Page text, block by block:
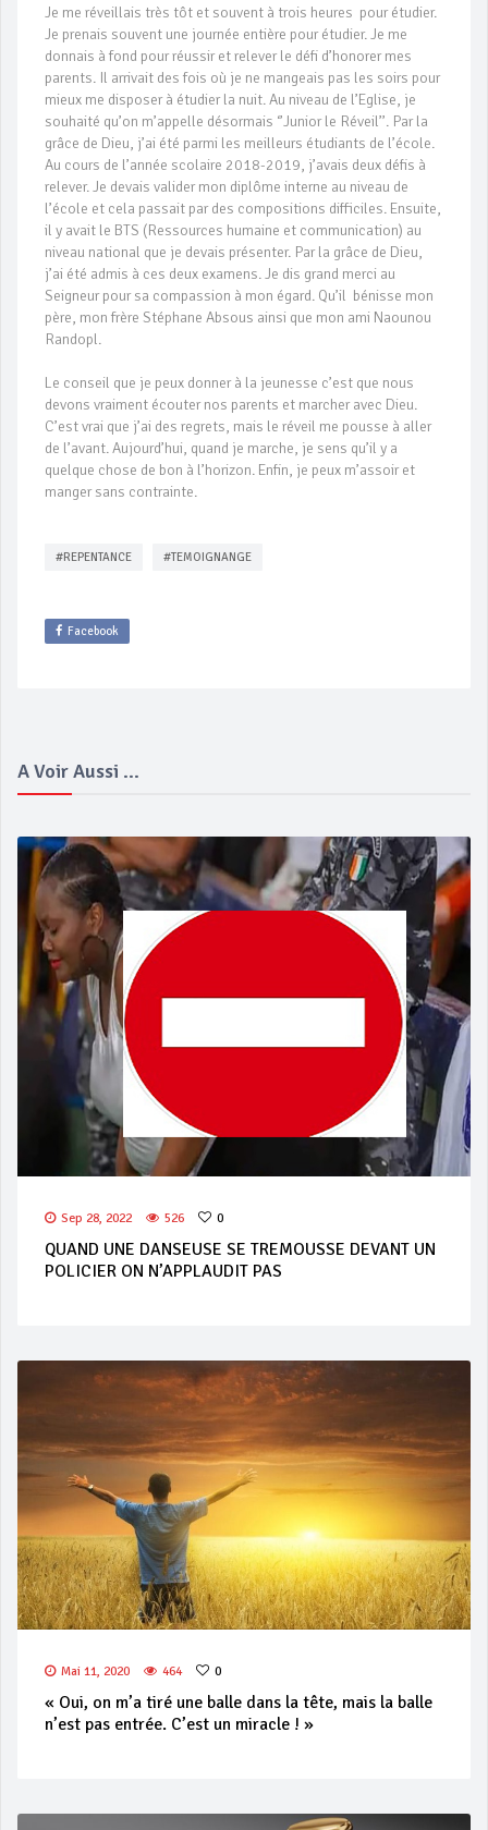
Je me réveillais très tôt et souvent à trois heures pour étudier.
Je prenais souvent une journée entière pour étudier. Je me
donnais à fond pour réussir et relever le défi d’honorer mes
parents. Il arrivait des fois où je ne mangeais pas les soirs pour
mieux me disposer à étudier la nuit. Au niveau de l’Eglise, je
souhaité qu’on m’appelle désormais ‘’Junior le Réveil’’. Par la
grâce de Dieu, j’ai été parmi les meilleurs étudiants de l’école.
Au cours de l’année scolaire 2018-2019, j’avais deux défis à
relever. Je devais valider mon diplôme interne au niveau de
l’école et cela passait par des compositions difficiles. Ensuite,
il y avait le BTS (Ressources humaine et communication) au
niveau national que je devais présenter. Par la grâce de Dieu,
j’ai été admis à ces deux examens. Je dis grand merci au
Seigneur pour sa compassion à mon égard. Qu’il bénisse mon
père, mon frère Stéphane Absous ainsi que mon ami Naounou
Randopl.
Le conseil que je peux donner à la jeunesse c’est que nous
devons vraiment écouter nos parents et marcher avec Dieu.
C’est vrai que j’ai des regrets, mais le réveil me pousse à aller
de l’avant. Aujourd’hui, quand je marche, je sens qu’il y a
quelque chose de bon à l’horizon. Enfin, je peux m’assoir et
manger sans contrainte.
#REPENTANCE #TEMOIGNANGE
Facebook
A Voir Aussi ...
Sep 28, 2022 526 0
QUAND UNE DANSEUSE SE TREMOUSSE DEVANT UN
POLICIER ON N’APPLAUDIT PAS
Mai 11, 2020 464 0
« Oui, on m’a tiré une balle dans la tête, mais la balle
n’est pas entrée. C’est un miracle ! »